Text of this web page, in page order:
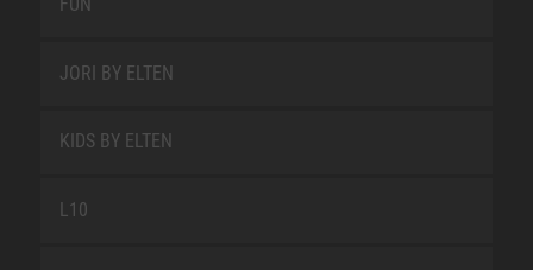
JORI BY ELTEN
KIDS BY ELTEN
L10